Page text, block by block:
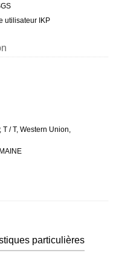
utilisateur IKP
T / T, Western Union,
particulières